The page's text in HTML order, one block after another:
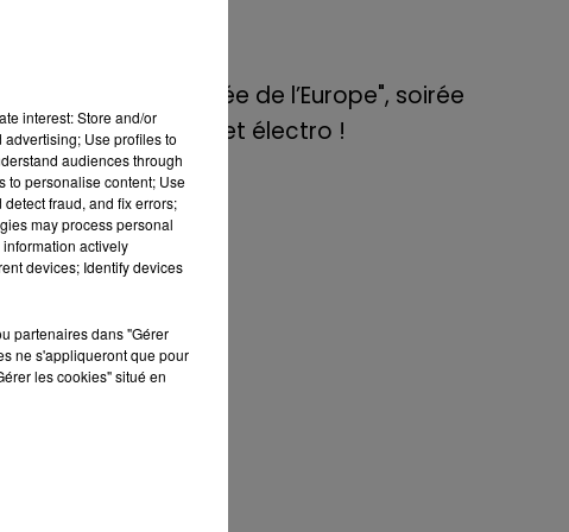
qui
est
pour
des
le
la
Aix : "Journée de l’Europe", soirée
danse et set électro !
interest: Store and/or
Use profiles to
audiences through
to personalise content; Use
fraud, and fix errors;
may process personal
actively
devices; Identify devices
partenaires dans "Gérer
ne s'appliqueront que pour
les cookies" situé en